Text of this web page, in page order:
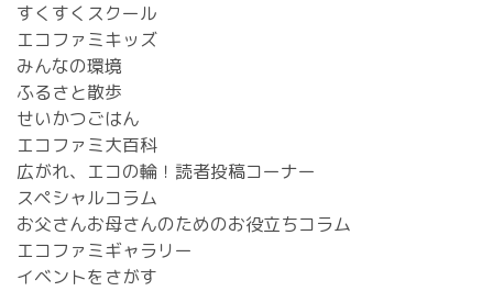
すくすくスクール
エコファミキッズ
みんなの環境
ふるさと散歩
せいかつごはん
エコファミ大百科
広がれ、エコの輪！読者投稿コーナー
スペシャルコラム
お父さんお母さんのためのお役立ちコラム
エコファミギャラリー
イベントをさがす